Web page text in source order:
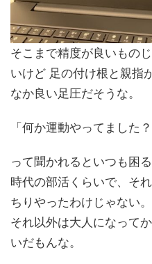
そこまで精度が良いもの
いけど 足の付け根と親指
なか良い足圧だそうな。
「何か運動やってました？
って聞かれるといつも困
時代の部活くらいで、そ
ちりやったわけじゃない。
それ以外は大人になって
いだもんな。